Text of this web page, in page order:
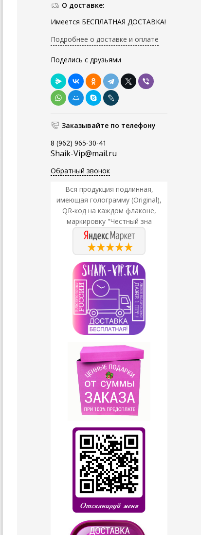
О доставке:
Имеется БЕСПЛАТНАЯ ДОСТАВКА!
Подробнее о доставке и оплате
Поделись с друзьями
Заказывайте по телефону
8 (962) 965-30-41
Shaik-Vip@mail.ru
Обратный звонок
Вся продукция подлинная,
имеющая голограмму (Original),
QR-код на каждом флаконе,
маркировку "Честный зна